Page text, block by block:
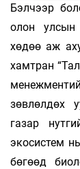
Бэлчээр
олон
хөдөө аж
хамт­­ран
зөвлөлдөх
газар
экосистем
бөгөөд